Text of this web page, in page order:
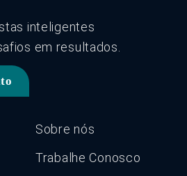
inteligentes
em resultados.
Sobre nós
Trabalhe Conosco